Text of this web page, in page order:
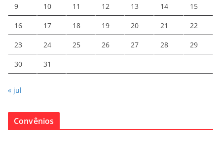
9 10 11 12 13 14 15
16 17 18 19 20 21 22
23 24 25 26 27 28 29
30 31
« jul
Convênios